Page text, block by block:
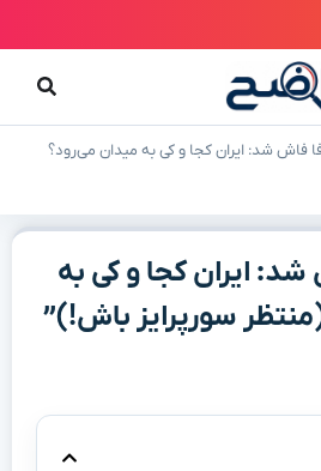
فاش شد: ایران کجا و کی به میدان می‌رود؟
شد: ایران کجا و کی به
سورپرایز باش!)”